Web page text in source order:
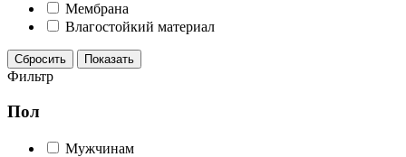
Мембрана
Влагостойкий материал
Сбросить Показать
Фильтр
Пол
Мужчинам